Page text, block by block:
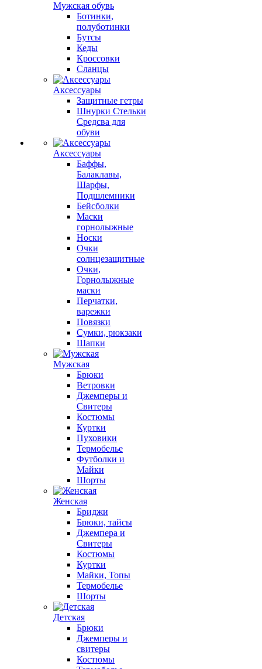
Мужская обувь
Ботинки,
полуботинки
Бутсы
Кеды
Кроссовки
Сланцы
Аксессуары
Защитные гетры
Шнурки Стельки
Средсва для
обуви
Аксессуары
Баффы,
Балаклавы,
Шарфы,
Подшлемники
Бейсболки
Маски
горнолыжные
Носки
Очки
солнцезащитные
Очки,
Горнолыжные
маски
Перчатки,
варежки
Повязки
Сумки, рюкзаки
Шапки
Мужская
Брюки
Ветровки
Джемперы и
Свитеры
Костюмы
Куртки
Пуховики
Термобелье
Футболки и
Майки
Шорты
Женская
Бриджи
Брюки, тайсы
Джемпера и
Свитеры
Костюмы
Куртки
Майки, Топы
Термобелье
Шорты
Детская
Брюки
Джемперы и
свитеры
Костюмы